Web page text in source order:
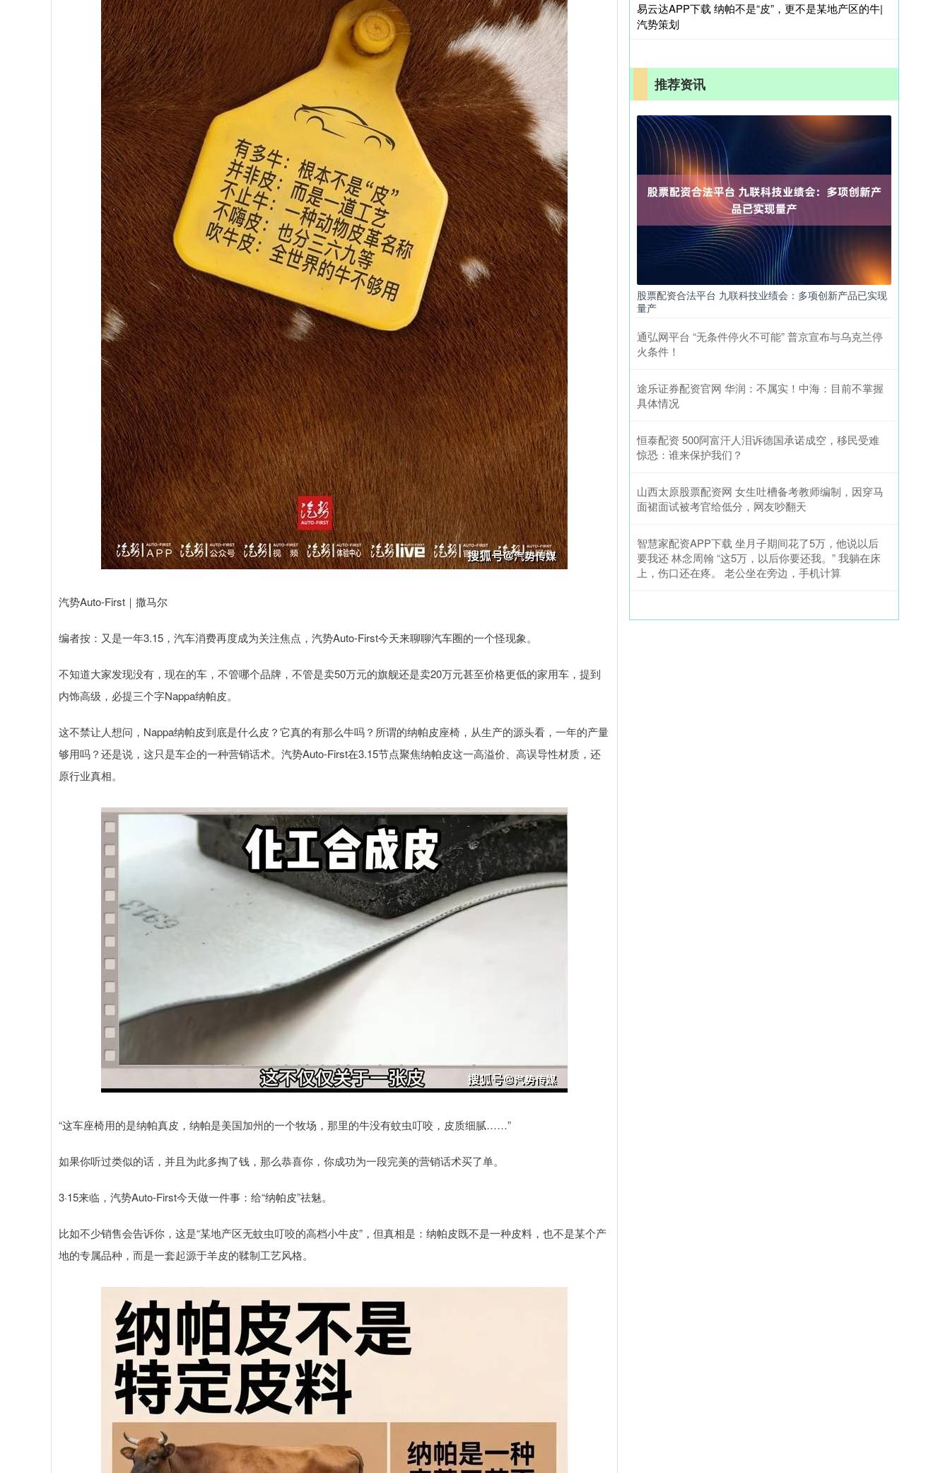
汽势Auto-First｜撒马尔
编者按：又是一年3.15，汽车消费再度成为关注焦点，汽势Auto-First今天来聊聊汽车圈的一个怪现象。
不知道大家发现没有，现在的车，不管哪个品牌，不管是卖50万元的旗舰还是卖20万元甚至价格更低的家用车，提到
内饰高级，必提三个字Nappa纳帕皮。
这不禁让人想问，Nappa纳帕皮到底是什么皮？它真的有那么牛吗？所谓的纳帕皮座椅，从生产的源头看，一年的产量
够用吗？还是说，这只是车企的一种营销话术。汽势Auto-First在3.15节点聚焦纳帕皮这一高溢价、高误导性材质，还
原行业真相。
“这车座椅用的是纳帕真皮，纳帕是美国加州的一个牧场，那里的牛没有蚊虫叮咬，皮质细腻……”
如果你听过类似的话，并且为此多掏了钱，那么恭喜你，你成功为一段完美的营销话术买了单。
3·15来临，汽势Auto-First今天做一件事：给“纳帕皮”祛魅。
比如不少销售会告诉你，这是“某地产区无蚊虫叮咬的高档小牛皮”，但真相是：纳帕皮既不是一种皮料，也不是某个产
地的专属品种，而是一套起源于羊皮的鞣制工艺风格。
易云达APP下载 纳帕不是“皮”，更不是某地产区的牛|
汽势策划
推荐资讯
股票配资合法平台 九联科技业绩会：多项创新产品已实现
量产
通弘网平台 “无条件停火不可能” 普京宣布与乌克兰停
火条件！
途乐证券配资官网 华润：不属实！中海：目前不掌握
具体情况
恒泰配资 500阿富汗人泪诉德国承诺成空，移民受难
惊恐：谁来保护我们？
山西太原股票配资网 女生吐槽备考教师编制，因穿马
面裙面试被考官给低分，网友吵翻天
智慧家配资APP下载 坐月子期间花了5万，他说以后
要我还 林念周翰 “这5万，以后你要还我。” 我躺在床
上，伤口还在疼。 老公坐在旁边，手机计算